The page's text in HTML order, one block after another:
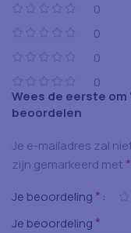
0
0
0
0
Wees de eerste om
beoordelen
Je e-mailadres zal
zijn gemarkeerd met *
Je beoordeling *
Je beoordeling *